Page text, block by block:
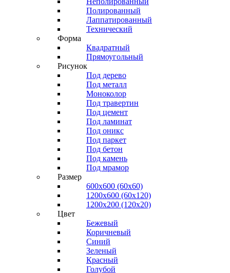
Полированный
Лаппатированный
Технический
Форма
Квадратный
Прямоугольный
Рисунок
Под дерево
Под металл
Моноколор
Под травертин
Под цемент
Под ламинат
Под оникс
Под паркет
Под бетон
Под камень
Под мрамор
Размер
600х600 (60х60)
1200х600 (60х120)
1200х200 (120x20)
Цвет
Бежевый
Коричневый
Синий
Зеленый
Красный
Голубой